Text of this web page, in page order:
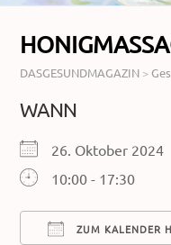
DASGESUNDMAGAZIN >
WANN
26. Oktober 2024
10:00 - 17:30
ZUM KALENDER